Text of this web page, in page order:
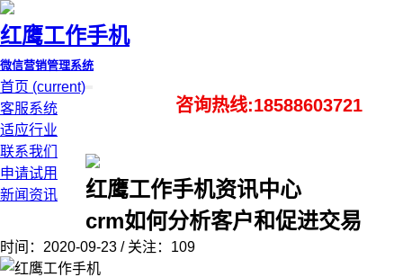
红鹰工作手机
微信营销管理系统
首页 (current)
客服系统
适应行业
联系我们
申请试用
新闻资讯
咨询热线:18588603721
红鹰工作手机资讯中心
crm如何分析客户和促进交易
时间：2020-09-23 / 关注：109